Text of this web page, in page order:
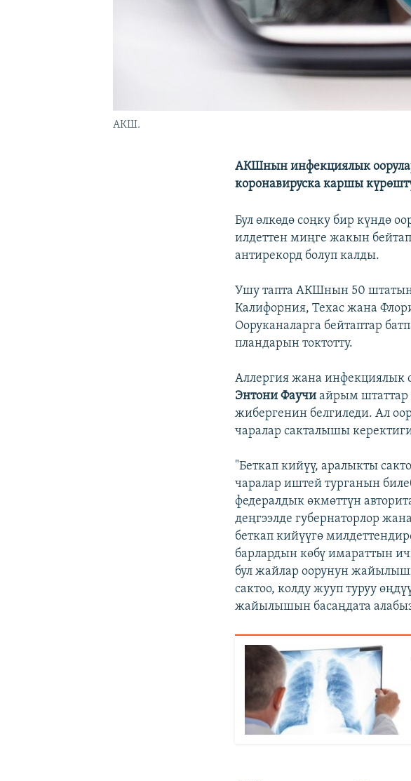
АКШ.
АКШнын инфекциялык
коронавируска каршы
Бул өлкөдө соңку бир күндө
илдеттен миңге жакын
антирекорд болуп калды.
Ушу тапта АКШнын 50
Калифорния, Техас жана
Ооруканаларга бейтаптар
пландарын токтотту.
Аллергия жана инфекциялык
Энтони Фаучи айрым
жибергенин белгиледи. Ал
чаралар сакталышы
"Беткап кийүү, аралыкты
чаралар иштей турганын
федералдык өкмөттүн
деңгээлде губернаторлор
беткап кийүүгө
барлардын көбү имараттын
бул жайлар оорунун
сактоо, колду жууп туруу
жайылышын басаңдата